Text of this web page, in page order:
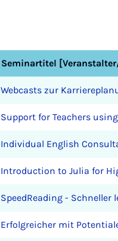
Seminartitel
Webcasts zur
Support for Teachers
Individual English
Introduction to Julia for
SpeedReading - Schneller
Erfolgreicher mit